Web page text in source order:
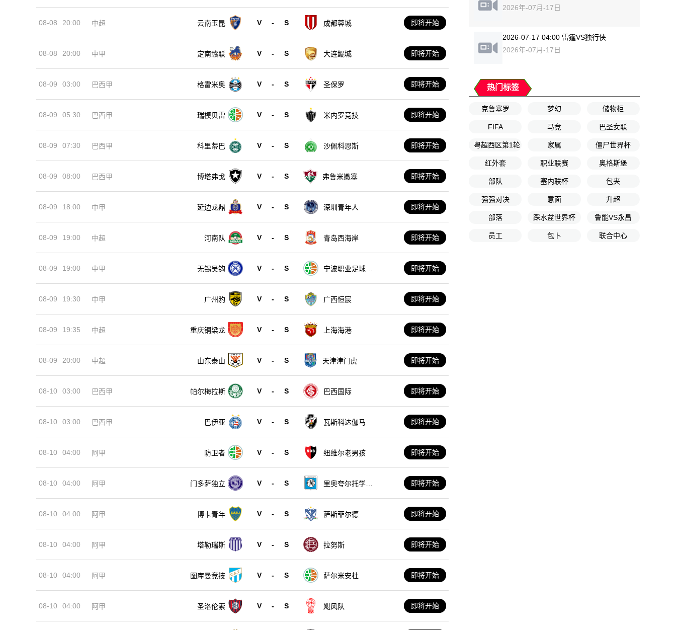
08-08 20:00 中超 云南玉昆 V - S 成都蓉城 即将开始
08-08 20:00 中甲 定南赣联 V - S 大连鲲城 即将开始
08-09 03:00 巴西甲 格雷米奥 V - S 圣保罗 即将开始
08-09 05:30 巴西甲 瑞模贝雷 V - S 米内罗竞技 即将开始
08-09 07:30 巴西甲 科里蒂巴 V - S 沙佩科恩斯 即将开始
08-09 08:00 巴西甲 博塔弗戈 V - S 弗鲁米嫩塞 即将开始
08-09 18:00 中甲 延边龙鼎 V - S 深圳青年人 即将开始
08-09 19:00 中超 河南队 V - S 青岛西海岸 即将开始
08-09 19:00 中甲 无锡吴钩 V - S
宁波职业足球俱
即将开始
08-09 19:30 中甲 广州豹 V - S 广西恒宸 即将开始
08-09 19:35 中超 重庆铜梁龙 V - S 上海海港 即将开始
08-09 20:00 中超 山东泰山 V - S 天津津门虎 即将开始
08-10 03:00 巴西甲 帕尔梅拉斯 V - S 巴西国际 即将开始
08-10 03:00 巴西甲 巴伊亚 V - S 瓦斯科达伽马 即将开始
08-10 04:00 阿甲 防卫者 V - S 纽维尔老男孩 即将开始
08-10 04:00 阿甲 门多萨独立 V - S
里奥夸尔托学生
即将开始
08-10 04:00 阿甲 博卡青年 V - S 萨斯菲尔德 即将开始
08-10 04:00 阿甲 塔勒瑞斯 V - S 拉努斯 即将开始
08-10 04:00 阿甲 图库曼竞技 V - S 萨尔米安杜 即将开始
08-10 04:00 阿甲 圣洛伦索 V - S 飓风队 即将开始
2026年-07月-17日
2026-07-17 04:00 雷霆VS独行侠
2026年-07月-17日
热门标签
克鲁塞罗 梦幻 储物柜
FIFA 马竞 巴圣女联
粤超西区第1轮 家属 僵尸世界杯
红外套 职业联赛 奥格斯堡
部队 塞内联杯 包夹
强强对决 意面 升超
部落 踩水盆世界杯 鲁能VS永昌
员工 包卜 联合中心